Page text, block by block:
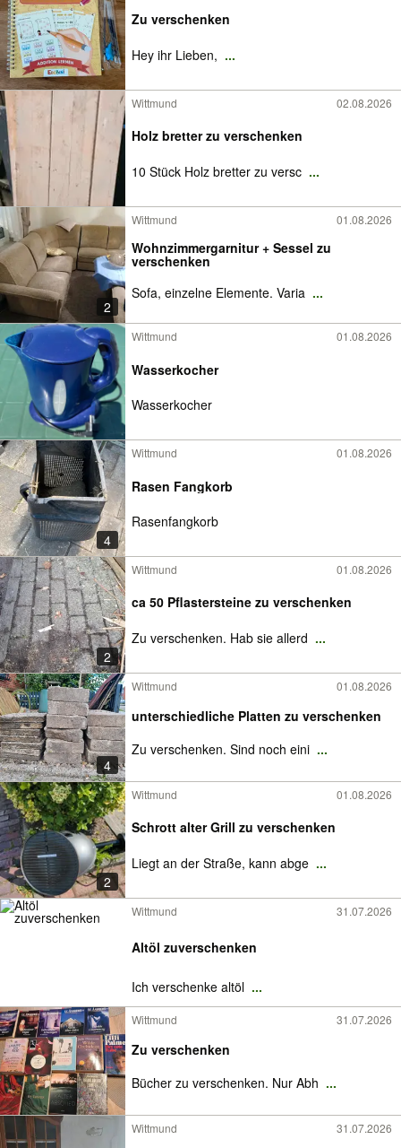
Zu verschenken
Hey ihr Lieben, ...
Wittmund 02.08.2026
Holz bretter zu verschenken
10 Stück Holz bretter zu versc ...
2
Wittmund 01.08.2026
Wohnzimmergarnitur + Sessel zu
verschenken
Sofa, einzelne Elemente. Varia ...
Wittmund 01.08.2026
Wasserkocher
Wasserkocher
4
Wittmund 01.08.2026
Rasen Fangkorb
Rasenfangkorb
2
Wittmund 01.08.2026
ca 50 Pflastersteine zu verschenken
Zu verschenken. Hab sie allerd ...
4
Wittmund 01.08.2026
unterschiedliche Platten zu verschenken
Zu verschenken. Sind noch eini ...
2
Wittmund 01.08.2026
Schrott alter Grill zu verschenken
Liegt an der Straße, kann abge ...
Wittmund 31.07.2026
Altöl zuverschenken
Ich verschenke altöl ...
Wittmund 31.07.2026
Zu verschenken
Bücher zu verschenken. Nur Abh ...
Wittmund 31.07.2026